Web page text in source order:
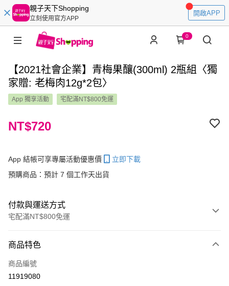
親子天下Shopping
立刻使用官方APP
開啟APP
0
【2021社會企業】青梅果釀(300ml) 2瓶組〈獨
家贈: 老梅肉12g*2包〉
App 獨享活動 宅配滿NT$800免運
NT$720
App 結帳可享專屬活動優惠價
立即下載
預購商品：預計 7 個工作天出貨
付款與運送方式
宅配滿NT$800免運
信用卡一次付款
LINE Pay
商品特色
商品編號
11919080